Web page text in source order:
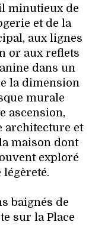
minutieux de
et de la
aux lignes
or aux reflets
dans un
la dimension
murale
ascension,
architecture et
maison dont
exploré
baignés de
sur la Place